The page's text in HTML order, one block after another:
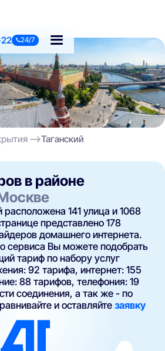
24/7
Таганский
в районе
расположена 141 улица и 1068
представлено 178
домашнего интернета.
сервиса Вы можете подобрать
тариф по набору услуг
92 тарифа, интернет: 155
88 тарифов, телефония: 19
соединения, а так же - по
и оставляйтезаявку